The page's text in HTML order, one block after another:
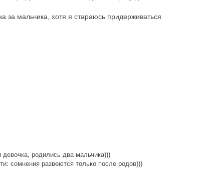
за мальчика, хотя я стараюсь придерживаться
родились два мальчика)))
сомнения развеются только после родов)))